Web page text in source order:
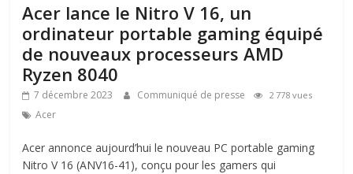
Acer lance le Nitro V 16, un
ordinateur portable gaming équipé
de nouveaux processeurs AMD
Ryzen 8040
7 décembre 2023 Communiqué de presse 2 778 vues
Acer
Acer annonce aujourd’hui le nouveau PC portable gaming
Nitro V 16 (ANV16-41), conçu pour les gamers qui